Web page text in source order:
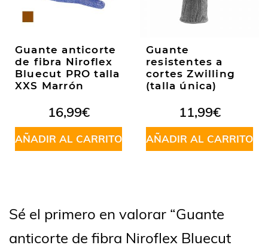
Guante anticorte
de fibra Niroflex
Bluecut PRO talla
XXS Marrón
16,99€
AÑADIR AL CARRITO
Guante
resistentes a
cortes Zwilling
(talla única)
11,99€
AÑADIR AL CARRITO
Sé el primero en valorar “Guante
anticorte de fibra Niroflex Bluecut